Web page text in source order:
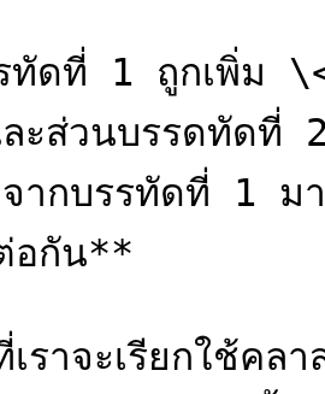
ทัดที่ 1 ถูกเพิ่ม
ส่วนบรรดทัดที่
จากบรรทัดที่ 1 ม
อกัน**
เราจะเรียกใช้ค